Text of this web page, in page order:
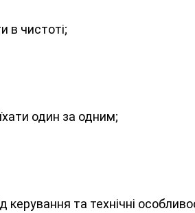
в чистоті;
один за одним;
керування та технічні